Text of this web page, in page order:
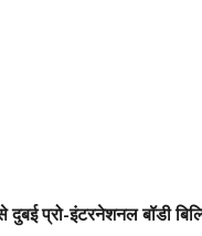
प्रो-इंटरनेशनल बॉडी